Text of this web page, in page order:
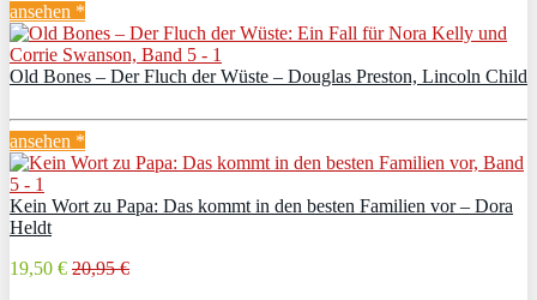
ansehen *
Old Bones – Der Fluch der Wüste – Douglas Preston, Lincoln Child
ansehen *
Kein Wort zu Papa: Das kommt in den besten Familien vor – Dora
Heldt
19,50 € 20,95 €